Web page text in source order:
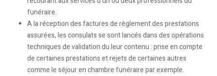
funéraire.
A la réception des factures de règlement des prestations
assurées, les consulats se sont lancés dans des opérations
techniques de validation du leur contenu : prise en compte
de certaines prestations et rejets de certaines autres
comme le séjour en chambre funéraire par exemple.